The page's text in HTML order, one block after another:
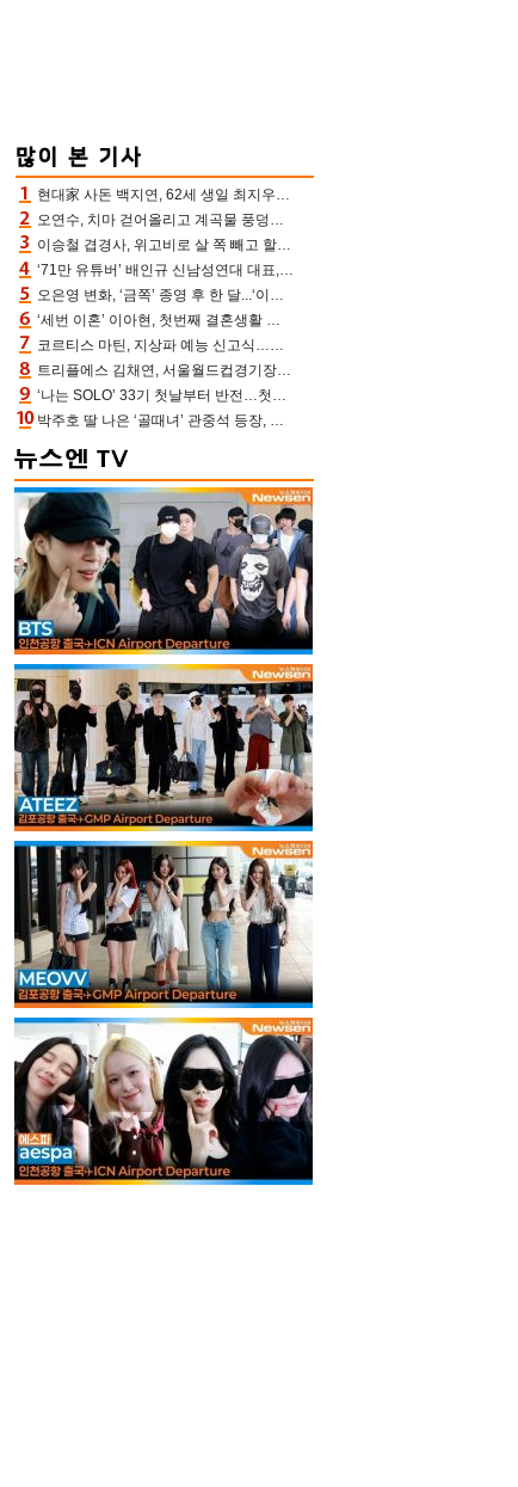
현대家 사돈 백지연, 62세 생일 최지우와 “올해도 함께” 이영애 신애라도 축하
오연수, 치마 걷어올리고 계곡물 풍덩‥무더위 잊은 제주 휴가
이승철 겹경사, 위고비로 살 쪽 빼고 할아버지 된다‥마음으로 낳은 딸 임신 자랑(유퀴즈)
‘71만 유튜버’ 배인규 신남성연대 대표, 오늘(5일) 숨진 채 발견…향년 36세
오은영 변화, ‘금쪽’ 종영 후 한 달...‘이것’ 끊고 살 뺀 모습 포착 “날씬하다!”
‘세번 이혼’ 이아현, 첫번째 결혼생활 떠올리며 눈물 “첫 남편에 미안해”(새롭게하소서)
코르티스 마틴, 지상파 예능 신고식…저작권 지분 분배 방식까지 공개(라스)
트리플에스 김채연, 서울월드컵경기장에 뜬 맨시티 여신 [포토엔HD]
‘나는 SOLO’ 33기 첫날부터 반전…첫인상 0표 영호, 호감남 급부상
박주호 딸 나은 ‘골때녀’ 관중석 등장, 김민재 복제인간 보고 혼란 [결정적장면]